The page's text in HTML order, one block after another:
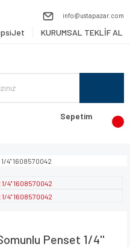
info@ustapazar.com
KURUMSAL TEKLİF AL
Sepetim
Penset 1/4''